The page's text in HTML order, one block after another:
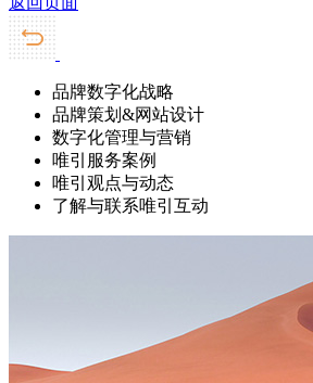
品牌数字化战略
品牌策划&网站设计
数字化管理与营销
唯引服务案例
唯引观点与动态
了解与联系唯引互动